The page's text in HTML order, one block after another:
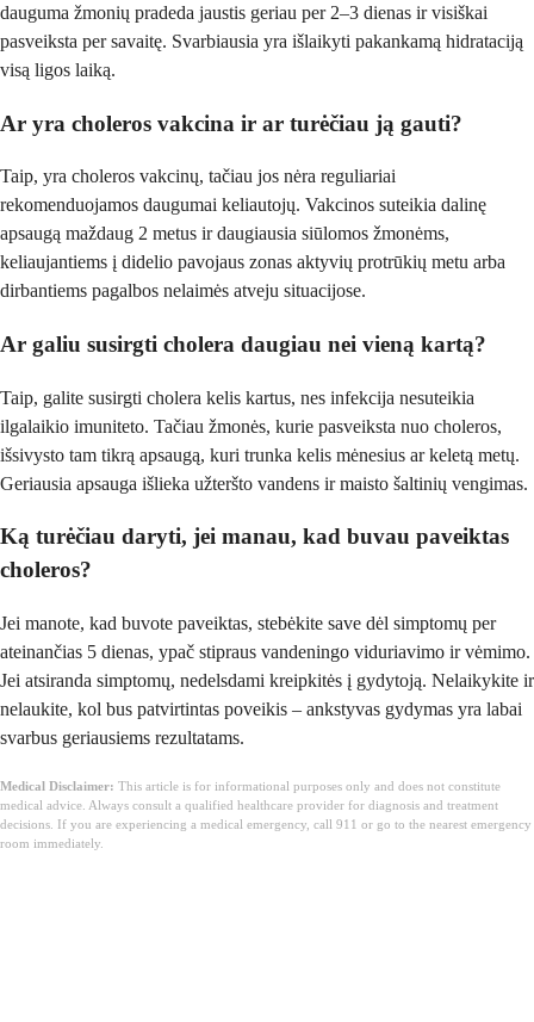
dauguma žmonių pradeda jaustis geriau per 2–3 dienas ir visiškai
pasveiksta per savaitę. Svarbiausia yra išlaikyti pakankamą hidrataciją
visą ligos laiką.
Ar yra choleros vakcina ir ar turėčiau ją gauti?
Taip, yra choleros vakcinų, tačiau jos nėra reguliariai
rekomenduojamos daugumai keliautojų. Vakcinos suteikia dalinę
apsaugą maždaug 2 metus ir daugiausia siūlomos žmonėms,
keliaujantiems į didelio pavojaus zonas aktyvių protrūkių metu arba
dirbantiems pagalbos nelaimės atveju situacijose.
Ar galiu susirgti cholera daugiau nei vieną kartą?
Taip, galite susirgti cholera kelis kartus, nes infekcija nesuteikia
ilgalaikio imuniteto. Tačiau žmonės, kurie pasveiksta nuo choleros,
išsivysto tam tikrą apsaugą, kuri trunka kelis mėnesius ar keletą metų.
Geriausia apsauga išlieka užteršto vandens ir maisto šaltinių vengimas.
Ką turėčiau daryti, jei manau, kad buvau paveiktas
choleros?
Jei manote, kad buvote paveiktas, stebėkite save dėl simptomų per
ateinančias 5 dienas, ypač stipraus vandeningo viduriavimo ir vėmimo.
Jei atsiranda simptomų, nedelsdami kreipkitės į gydytoją. Nelaikykite ir
nelaukite, kol bus patvirtintas poveikis – ankstyvas gydymas yra labai
svarbus geriausiems rezultatams.
Medical Disclaimer: This article is for informational purposes only and does not constitute
medical advice. Always consult a qualified healthcare provider for diagnosis and treatment
decisions. If you are experiencing a medical emergency, call 911 or go to the nearest emergency
room immediately.